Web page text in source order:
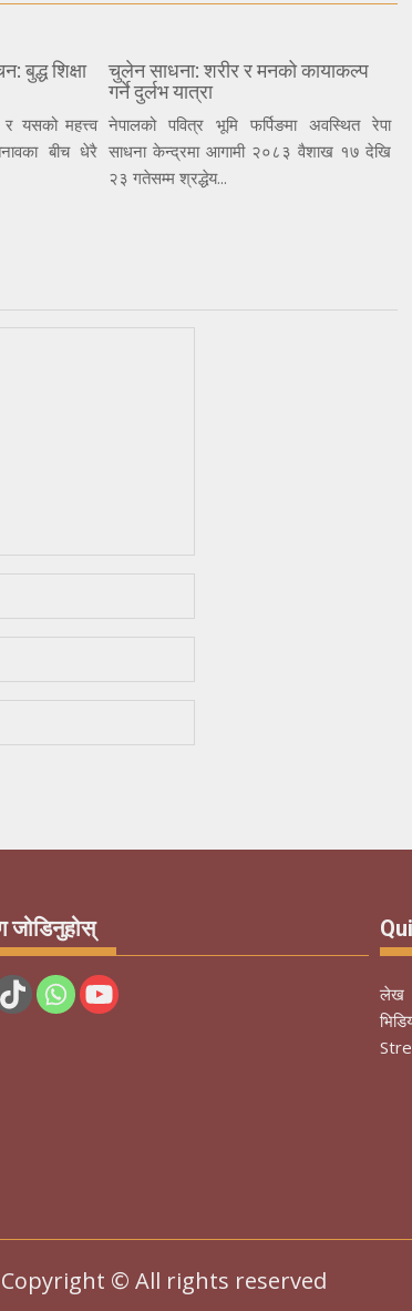
बुद्ध शिक्षा
र यसको महत्त्व
बीच धेरै
चुलेन साधना: शरीर र मनको कायाकल्प
गर्ने दुर्लभ यात्रा
नेपालको पवित्र भूमि फर्पिङमा अवस्थित रेपा
साधना केन्द्रमा आगामी २०८३ वैशाख १७ देखि
२३ गतेसम्म श्रद्धेय...
जोडिनुहोस्
लेख
Copyright © All rights reserved